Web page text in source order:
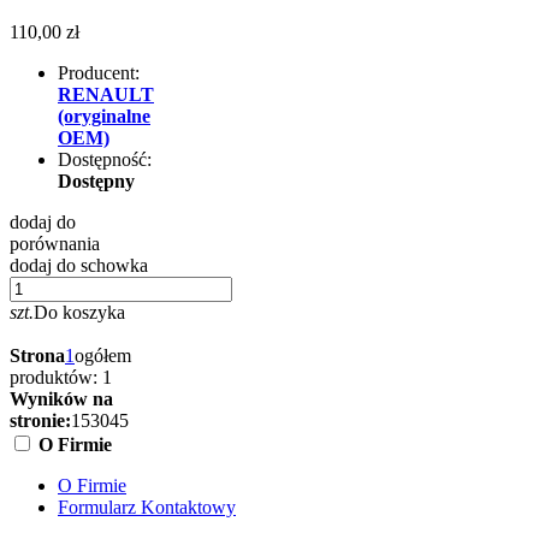
110,00 zł
Producent:
RENAULT
(oryginalne
OEM)
Dostępność:
Dostępny
dodaj do
porównania
dodaj do schowka
szt.Do koszyka
Strona1ogółem
produktów: 1
Wyników na
stronie:153045
O Firmie
O Firmie
Formularz Kontaktowy